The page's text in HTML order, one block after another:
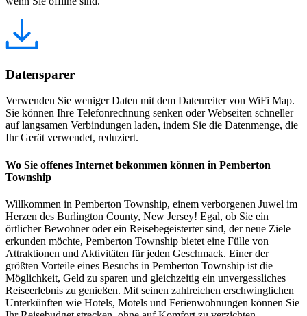
Datensparer
Verwenden Sie weniger Daten mit dem Datenreiter von WiFi Map.
Sie können Ihre Telefonrechnung senken oder Webseiten schneller
auf langsamen Verbindungen laden, indem Sie die Datenmenge, die
Ihr Gerät verwendet, reduziert.
Wo Sie offenes Internet bekommen können in Pemberton
Township
Willkommen in Pemberton Township, einem verborgenen Juwel im
Herzen des Burlington County, New Jersey! Egal, ob Sie ein
örtlicher Bewohner oder ein Reisebegeisterter sind, der neue Ziele
erkunden möchte, Pemberton Township bietet eine Fülle von
Attraktionen und Aktivitäten für jeden Geschmack. Einer der
größten Vorteile eines Besuchs in Pemberton Township ist die
Möglichkeit, Geld zu sparen und gleichzeitig ein unvergessliches
Reiseerlebnis zu genießen. Mit seinen zahlreichen erschwinglichen
Unterkünften wie Hotels, Motels und Ferienwohnungen können Sie